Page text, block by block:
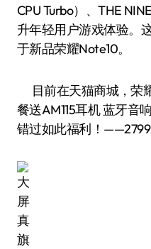
CPU Turbo）、THE
升年轻用户游戏体验。
于新品荣耀Note10。
目前在天猫商城，荣
餐送AM115耳机 蓝牙音
错过如此福利！